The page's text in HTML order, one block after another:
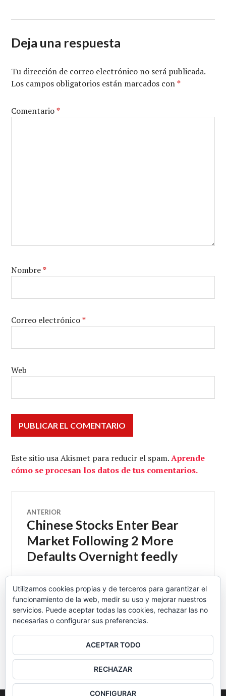
Deja una respuesta
Tu dirección de correo electrónico no será publicada.
Los campos obligatorios están marcados con*
Comentario*
Nombre*
Correo electrónico*
Web
Este sitio usa Akismet para reducir el spam.Aprende
cómo se procesan los datos de tus comentarios.
Navegación
de
entradas
ANTERIOR
Entrada
anterior:
Chinese Stocks Enter Bear
Market Following 2 More
Defaults Overnight feedly
SIGUIENTE
Entrada
siguiente:
Peak oil Algeria
BARRA
LATERAL
Utilizamos cookies propias y de terceros para garantizar el
funcionamiento de la web, medir su uso y mejorar nuestros
servicios. Puede aceptar todas las cookies, rechazar las no
necesarias o configurar sus preferencias.
ACEPTAR TODO
RECHAZAR
CONFIGURAR